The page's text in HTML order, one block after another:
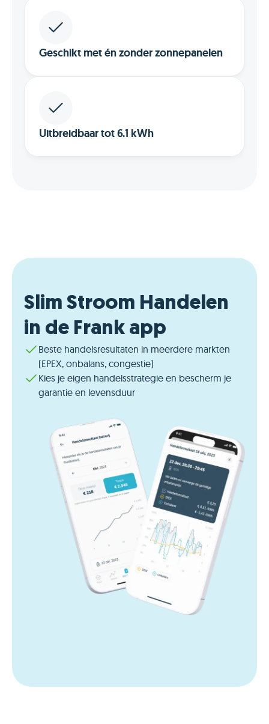
Geschikt met én zonder zonnepanelen
Uitbreidbaar tot 6.1 kWh
Slim Stroom Handelen
in de Frank app
Beste handelsresultaten in meerdere markten
(EPEX, onbalans, congestie)
Kies je eigen handelsstrategie en bescherm je
garantie en levensduur